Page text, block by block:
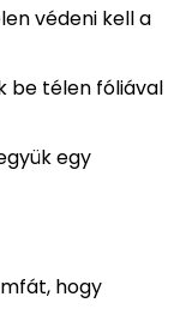
védeni kell a
be télen fóliával
egy
hogy